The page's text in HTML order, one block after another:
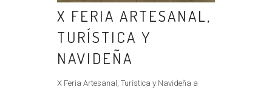
X FERIA ARTESANAL,
TURÍSTICA Y
NAVIDEÑA
X Feria Artesanal, Turística y Navideña a